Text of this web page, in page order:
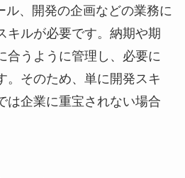
ル、開発の企画などの業務に
キルが必要です。納期や期
合うように管理し、必要に
。そのため、単に開発スキ
は企業に重宝されない場合